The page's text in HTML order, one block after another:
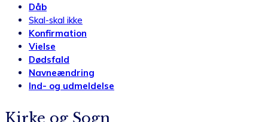
Dåb
Skal-skal ikke
Konfirmation
Vielse
Dødsfald
Navneændring
Ind- og udmeldelse
Kirke og Sogn